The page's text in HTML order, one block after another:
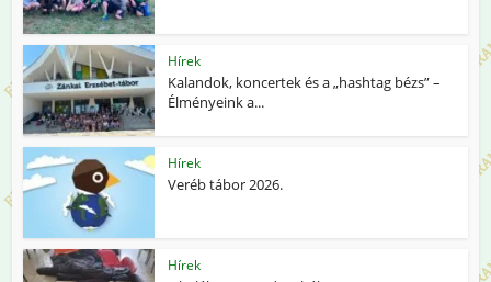
Hírek
Kalandok, koncertek és a „hashtag bézs” –
Élményeink a...
Hírek
Veréb tábor 2026.
Hírek